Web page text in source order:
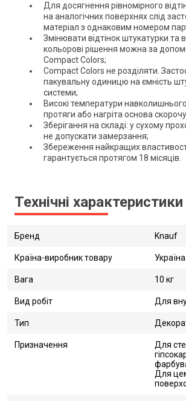
Для досягнення рівномірного
на аналогічних поверхнях слід
матеріал з однаковим номером
Змінювати відтінок штукатурки та
кольорові рішення можна за
Compact Colors;
Compact Colors не розділяти.
пакувальну одиницю на ємність
системи;
Високі температури
протяги або нагріта основа
Зберігання на складі: у сухому
не допускати замерзання;
Збереження найкращих
гарантується протягом 18 місяців.
Технічні характеристики
Бренд Knauf
Країна-виробник товару Україна
Вага 10 кг
Вид робіт Для
Тип
Призначення
Для
Для